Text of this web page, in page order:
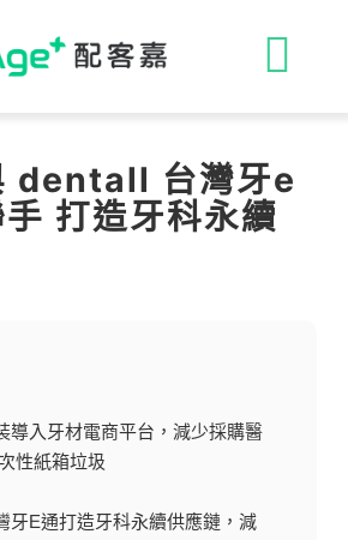
合
導
循環包裝
媒體報導
dentall 台灣牙e
打造牙科永續
導入牙材電商平台，減少採購醫
性紙箱垃圾
牙e通打造牙科永續供應鏈，減